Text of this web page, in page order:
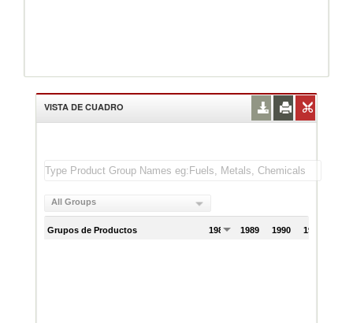
VISTA DE CUADRO
All Groups
Grupos de Productos 1988 1989 1990 1991